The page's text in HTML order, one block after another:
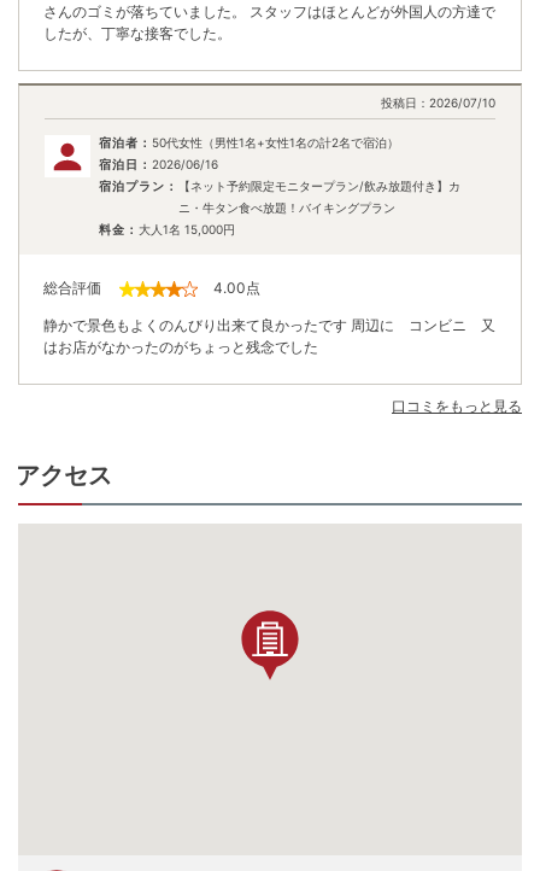
さんのゴミが落ちていました。 スタッフはほとんどが外国人の方達で
したが、丁寧な接客でした。
投稿日： 2026/07/10
宿泊者： 50代女性（男性1名+女性1名の計2名で宿泊）
宿泊日： 2026/06/16
宿泊プラン：
【ネット予約限定モニタープラン/飲み放題付き】カ
ニ・牛タン食べ放題！バイキングプラン
料金： 大人1名 15,000円
総合評価 4.00 点
静かで景色もよくのんびり出来て良かったです 周辺に コンビニ 又
はお店がなかったのがちょっと残念でした
口コミをもっと見る
アクセス